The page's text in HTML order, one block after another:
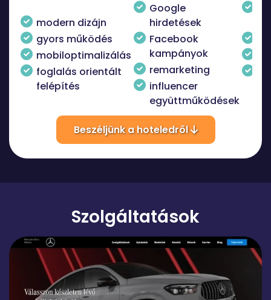
modern dizájn
gyors működés
mobiloptimalizálás
foglalás orientált
felépítés
Google
hirdetések
Facebook
kampányok
remarketing
influencer
együttműködések
Beszéljünk a hoteledről
Szolgáltatások